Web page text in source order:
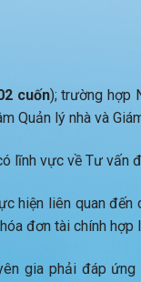
cuốn); trường hợp
Quản lý nhà và
lĩnh vực về Tư vấn
hiện liên quan
đơn tài chính hợp
gia phải đáp